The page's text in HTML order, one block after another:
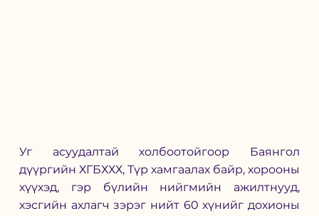
Уг асуудалтай холбоотойгоор Баянгол
дүүргийн ХГБХХХ, Түр хамгаалах байр, хорооны
хүүхэд, гэр бүлийн нийгмийн ажилтнууд,
хэсгийн ахлагч зэрэг нийт 60 хүнийг дохионы